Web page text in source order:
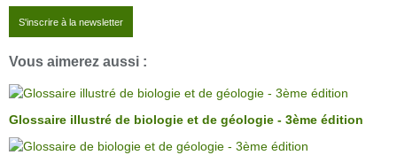
S'inscrire à la newsletter
Vous aimerez aussi :
Glossaire illustré de biologie et de géologie - 3ème édition